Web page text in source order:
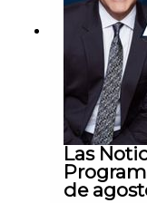
Las
de